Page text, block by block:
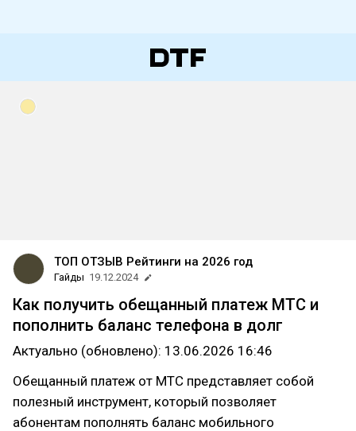
ТОП ОТЗЫВ Рейтинги на 2026 год
Гайды 19.12.2024
Как получить обещанный платеж МТС и
пополнить баланс телефона в долг
Актуально (обновлено): 13.06.2026 16:46
Обещанный платеж от МТС представляет собой
полезный инструмент, который позволяет
абонентам пополнять баланс мобильного